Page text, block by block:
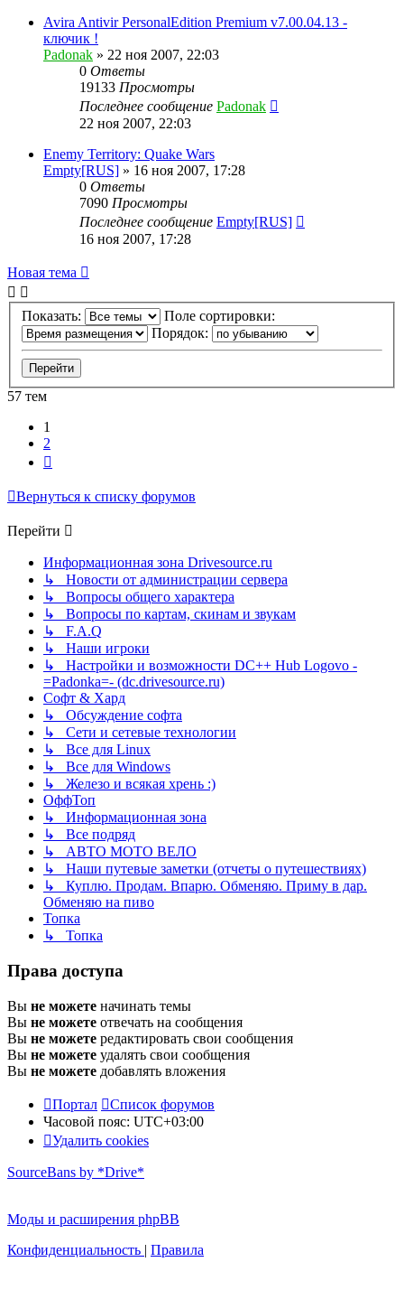
Avira Antivir PersonalEdition Premium v7.00.04.13 -
ключик !
Padonak » 22 ноя 2007, 22:03
0 Ответы
19133 Просмотры
Последнее сообщение Padonak
22 ноя 2007, 22:03
Enemy Territory: Quake Wars
Empty[RUS] » 16 ноя 2007, 17:28
0 Ответы
7090 Просмотры
Последнее сообщение Empty[RUS]
16 ноя 2007, 17:28
Новая тема
Показать:
Поле сортировки:
Порядок:
57 тем
1
2
Вернуться к списку форумов
Перейти
Информационная зона Drivesource.ru
↳ Новости от администрации сервера
↳ Вопросы общего характера
↳ Вопросы по картам, скинам и звукам
↳ F.A.Q
↳ Наши игроки
↳ Настройки и возможности DC++ Hub Logovo -
=Padonka=- (dc.drivesource.ru)
Софт & Хард
↳ Обсуждение софта
↳ Сети и сетевые технологии
↳ Все для Linux
↳ Все для Windows
↳ Железо и всякая хрень :)
ОффТоп
↳ Информационная зона
↳ Все подряд
↳ АВТО МОТО ВЕЛО
↳ Наши путевые заметки (отчеты о путешествиях)
↳ Куплю. Продам. Впарю. Обменяю. Приму в дар.
Обменяю на пиво
Топка
↳ Топка
Права доступа
Вы не можете начинать темы
Вы не можете отвечать на сообщения
Вы не можете редактировать свои сообщения
Вы не можете удалять свои сообщения
Вы не можете добавлять вложения
Портал
Список форумов
Часовой пояс: UTC+03:00
Удалить cookies
SourceBans by *Drive*
Моды и расширения phpBB
Конфиденциальность | Правила